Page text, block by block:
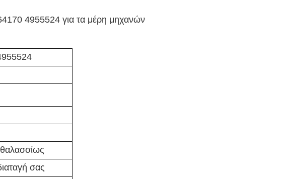
4955524 για τα μέρη μηχανών
σας